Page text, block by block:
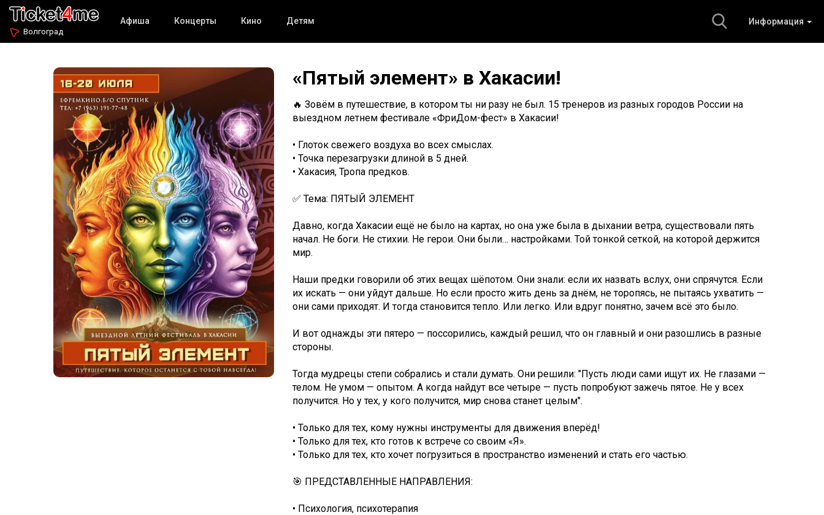
Волгоград
Информация
Афиша Концерты Кино Детям
«Пятый элемент» в Хакасии!
🔥 Зовём в путешествие, в котором ты ни разу не был. 15 тренеров из разных городов России на
выездном летнем фестивале «ФриДом-фест» в Хакасии!
• Глоток свежего воздуха во всех смыслах.
• Точка перезагрузки длиной в 5 дней.
• Хакасия, Тропа предков.
✅ Тема: ПЯТЫЙ ЭЛЕМЕНТ
Давно, когда Хакасии ещё не было на картах, но она уже была в дыхании ветра, существовали пять
начал. Не боги. Не стихии. Не герои. Они были… настройками. Той тонкой сеткой, на которой держится
мир.
Наши предки говорили об этих вещах шёпотом. Они знали: если их назвать вслух, они спрячутся. Если
их искать — они уйдут дальше. Но если просто жить день за днём, не торопясь, не пытаясь ухватить —
они сами приходят. И тогда становится тепло. Или легко. Или вдруг понятно, зачем всё это было.
И вот однажды эти пятеро — поссорились, каждый решил, что он главный и они разошлись в разные
стороны.
Тогда мудрецы степи собрались и стали думать. Они решили: "Пусть люди сами ищут их. Не глазами —
телом. Не умом — опытом. А когда найдут все четыре — пусть попробуют зажечь пятое. Не у всех
получится. Но у тех, у кого получится, мир снова станет целым".
• Только для тех, кому нужны инструменты для движения вперёд!
• Только для тех, кто готов к встрече со своим «Я».
• Только для тех, кто хочет погрузиться в пространство изменений и стать его частью.
🎯 ПРЕДСТАВЛЕННЫЕ НАПРАВЛЕНИЯ:
• Психология, психотерапия